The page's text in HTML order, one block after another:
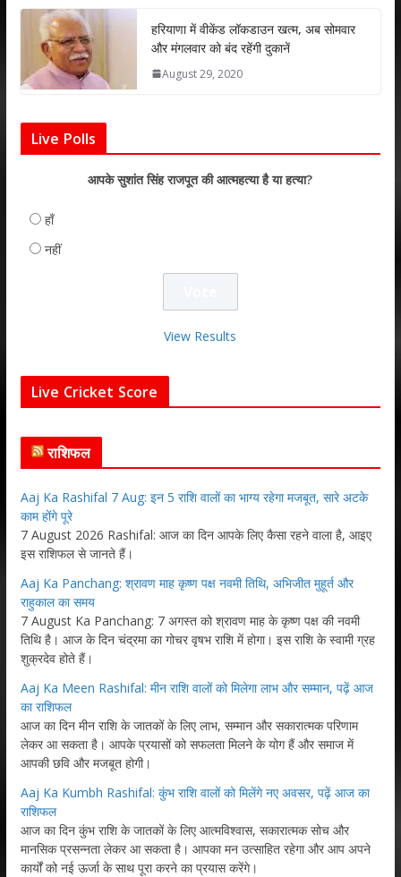
हरियाणा में वीकेंड लॉकडाउन खत्म, अब सोमवार
और मंगलवार को बंद रहेंगी दुकानें
August 29, 2020
Live Polls
आपके सुशांत सिंह राजपूत की आत्महत्या है या हत्या?
हाँ
नहीं
View Results
Live Cricket Score
राशिफल
Aaj Ka Rashifal 7 Aug: इन 5 राशि वालों का भाग्य रहेगा मजबूत, सारे अटके
काम होंगे पूरे
7 August 2026 Rashifal: आज का दिन आपके लिए कैसा रहने वाला है, आइए
इस राशिफल से जानते हैं।
Aaj Ka Panchang: श्रावण माह कृष्ण पक्ष नवमी तिथि, अभिजीत मुहूर्त और
राहुकाल का समय
7 August Ka Panchang: 7 अगस्त को श्रावण माह के कृष्ण पक्ष की नवमी
तिथि है। आज के दिन चंद्रमा का गोचर वृषभ राशि में होगा। इस राशि के स्वामी ग्रह
शुक्रदेव होते हैं।
Aaj Ka Meen Rashifal: मीन राशि वालों को मिलेगा लाभ और सम्मान, पढ़ें आज
का राशिफल
आज का दिन मीन राशि के जातकों के लिए लाभ, सम्मान और सकारात्मक परिणाम
लेकर आ सकता है। आपके प्रयासों को सफलता मिलने के योग हैं और समाज में
आपकी छवि और मजबूत होगी।
Aaj Ka Kumbh Rashifal: कुंभ राशि वालों को मिलेंगे नए अवसर, पढ़ें आज का
राशिफल
आज का दिन कुंभ राशि के जातकों के लिए आत्मविश्वास, सकारात्मक सोच और
मानसिक प्रसन्नता लेकर आ सकता है। आपका मन उत्साहित रहेगा और आप अपने
कार्यों को नई ऊर्जा के साथ पूरा करने का प्रयास करेंगे।